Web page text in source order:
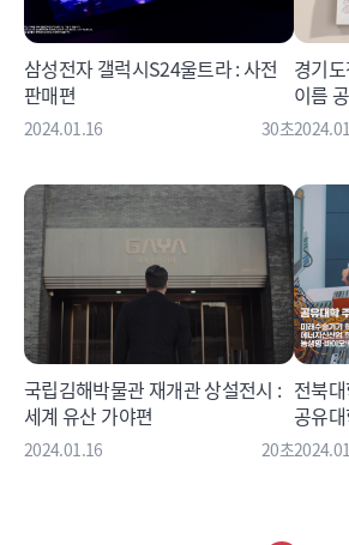
삼성전자 갤럭시S24울트라 : 사전
판매편
2024.01.16 30초
경기
이름
국립김해박물관 재개관 상설전시 :
세계 유산 가야편
2024.01.16 20초
전북
공유
편